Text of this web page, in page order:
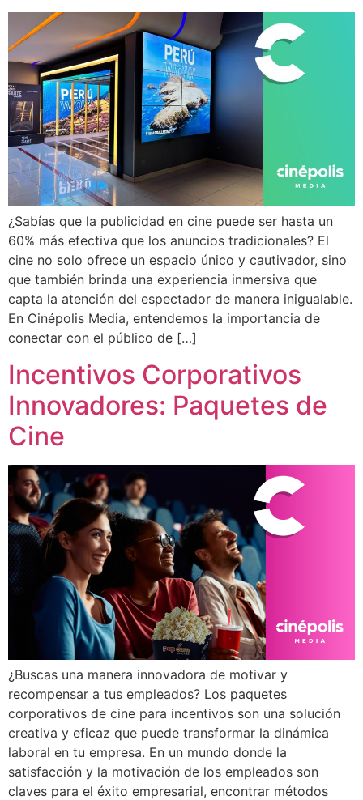
¿Sabías que la publicidad en cine puede ser hasta un
60% más efectiva que los anuncios tradicionales? El
cine no solo ofrece un espacio único y cautivador, sino
que también brinda una experiencia inmersiva que
capta la atención del espectador de manera inigualable.
En Cinépolis Media, entendemos la importancia de
conectar con el público de […]
Incentivos Corporativos
Innovadores: Paquetes de
Cine
¿Buscas una manera innovadora de motivar y
recompensar a tus empleados? Los paquetes
corporativos de cine para incentivos son una solución
creativa y eficaz que puede transformar la dinámica
laboral en tu empresa. En un mundo donde la
satisfacción y la motivación de los empleados son
claves para el éxito empresarial, encontrar métodos